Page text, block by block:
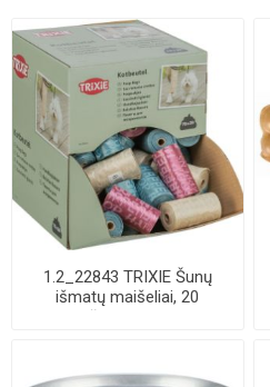
1.2_22843 TRIXIE Šunų
išmatų maišeliai, 20
maišelių-rulone, ...